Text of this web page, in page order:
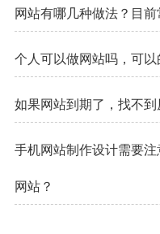
网站有哪几种做法？目
个人可以做网站吗，可
如果网站到期了，找不
手机网站制作设计需要
网站？